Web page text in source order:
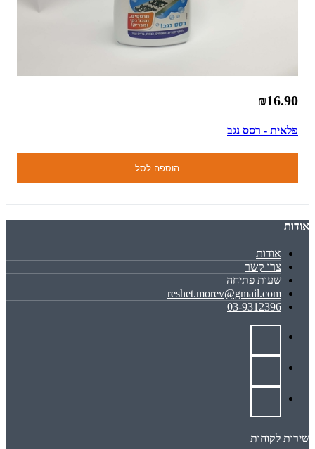
₪16.90
פלאית - רסס נגב
הוספה לסל
אודות
אודות
צרו קשר
שעות פתיחה
reshet.morev@gmail.com
03-9312396
שירות לקוחות